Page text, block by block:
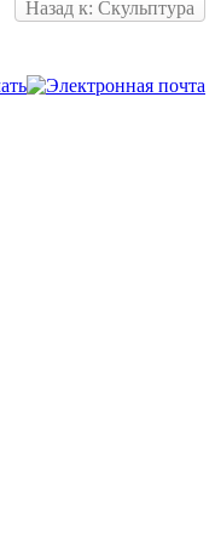
Назад к: Скульптура